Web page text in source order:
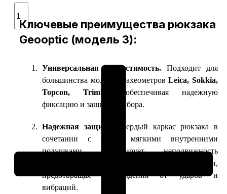
Количество
товара
Рюкзак
Geooptic
тахеометра
Ключевые преимущества рюкзака
Geooptic (модель 3):
Универсальная совместимость. Подходит для
большинства моделей тахеометровLeica, Sokkia,
Topcon, Trimble
, обеспечивая надежную
фиксацию и защиту прибора.
Надежная защита.
Твердый каркас рюкзака в
сочетании с тремя мягкими внутренними
подушками гарантирует неподвижность
тахеометра во время транспортировки,
предотвращая повреждения от ударов и
вибраций.